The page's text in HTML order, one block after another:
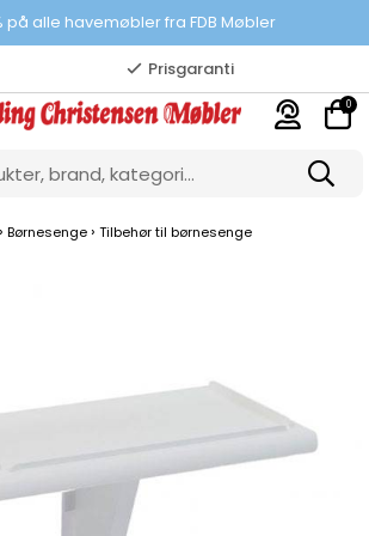
på alle havemøbler fra FDB Møbler
100% danskejet webshop
Prisgaranti
10.000 m2 showroom
Gratis & gode parkeringsforhold
0
› Børnesenge › Tilbehør til børnesenge